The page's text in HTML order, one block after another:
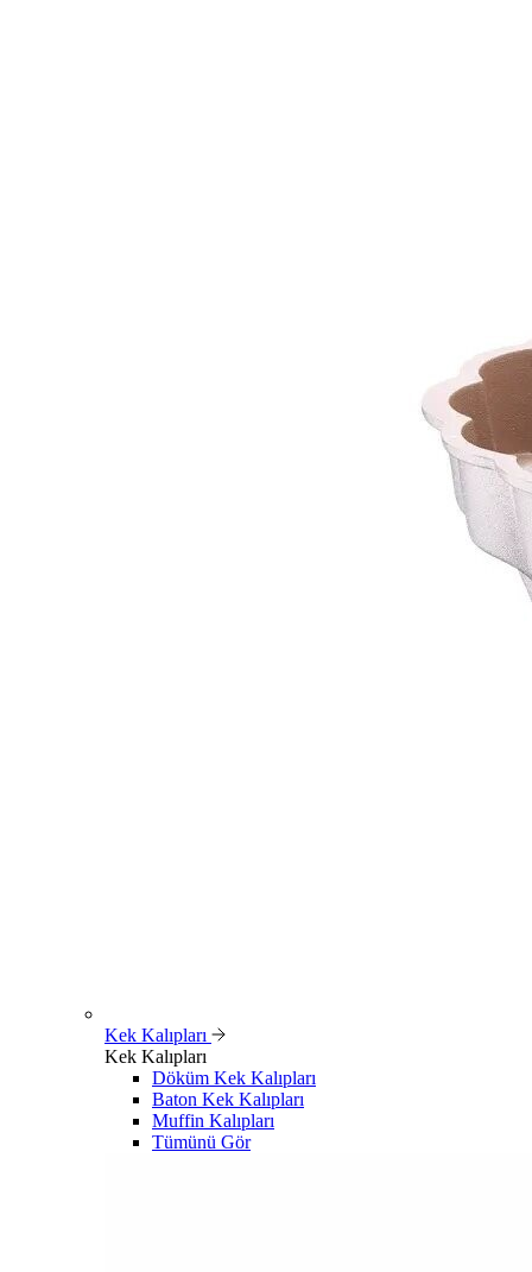
Kek Kalıpları
Kek Kalıpları
Döküm Kek Kalıpları
Baton Kek Kalıpları
Muffin Kalıpları
Tümünü Gör